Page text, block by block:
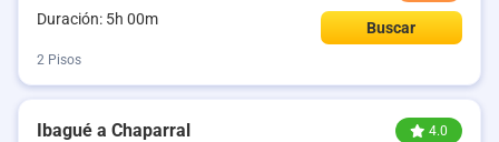
Duración: 5h 00m Buscar
2 Pisos
Ibagué a Chaparral 4.0